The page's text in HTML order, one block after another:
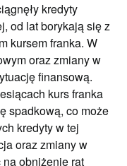
kredyty
od lat borykają się z
kursem franka. W
oraz zmiany w
finansową.
kurs franka
spadkową, co może
kredyty w tej
oraz zmiany w
na obniżenie rat